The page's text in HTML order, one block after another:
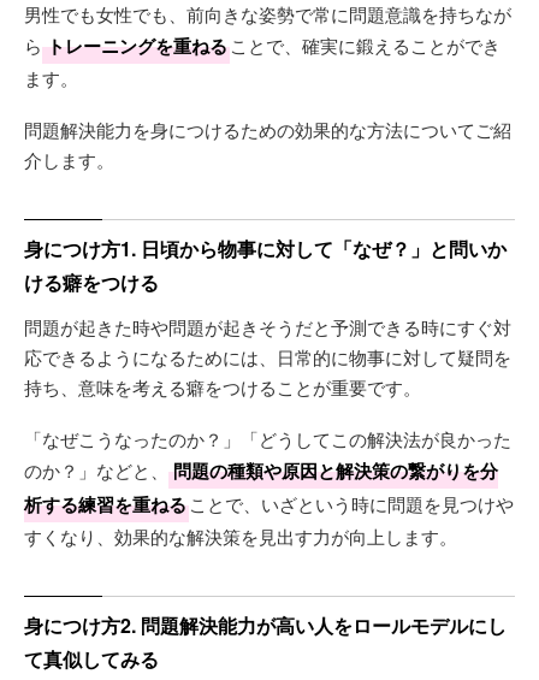
男性でも女性でも、前向きな姿勢で常に問題意識を持ちなが
ら トレーニングを重ねることで、確実に鍛えることができ
ます。
問題解決能力を身につけるための効果的な方法についてご紹
介します。
身につけ方1. 日頃から物事に対して「なぜ？」と問いか
ける癖をつける
問題が起きた時や問題が起きそうだと予測できる時にすぐ対
応できるようになるためには、日常的に物事に対して疑問を
持ち、意味を考える癖をつけることが重要です。
「なぜこうなったのか？」「どうしてこの解決法が良かった
のか？」などと、
問題の種類や原因と解決策の繋がりを分
析する練習を重ねることで、いざという時に問題を見つけや
すくなり、効果的な解決策を見出す力が向上します。
身につけ方2. 問題解決能力が高い人をロールモデルにし
て真似してみる